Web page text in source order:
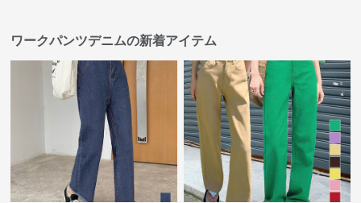
ワークパンツデニムの新着アイテム